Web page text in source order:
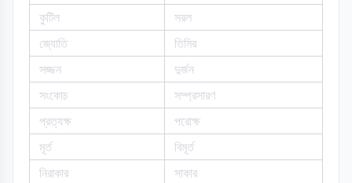
কুটিল
সরল
জ্যোতি
তিমির
সজ্জন
দুর্জন
সংকোচ
সম্প্রসারণ
প্রত্যক্ষ
পরোক্ষ
মূর্ত
বিমূর্ত
নিরাকার
সাকার